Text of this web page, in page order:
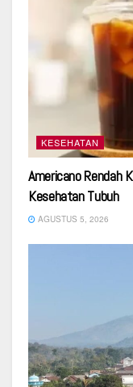
KESEHATAN
Americano Rendah
Kesehatan Tubuh
AGUSTUS 5, 2026